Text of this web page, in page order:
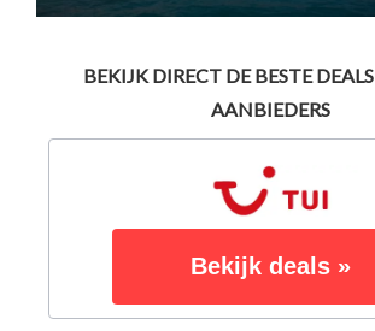
BEKIJK DIRECT DE BESTE
AANBIEDERS
Bekijk deals »